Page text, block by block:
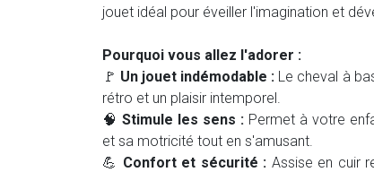
jouet idéal pour éveiller l'imagination et
Pourquoi vous allez l'adorer :
🚩 Un jouet indémodable : Le cheval à
rétro et un plaisir intemporel.
🧠 Stimule les sens : Permet à votre
et sa motricité tout en s'amusant.
💪 Confort et sécurité : Assise en cuir